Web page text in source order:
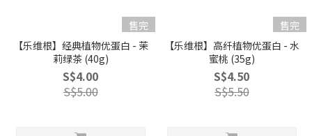
售完
【乐维根】经典植物优蛋白 - 茉
莉绿茶 (40g)
S$4.00
S$5.00
售完
【乐维根】高纤植物优蛋白 - 水
蜜桃 (35g)
S$4.50
S$5.50